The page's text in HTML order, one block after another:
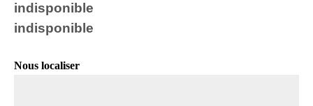
indisponible
indisponible
Nous localiser